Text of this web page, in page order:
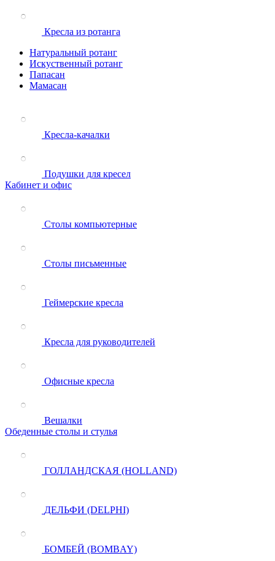
Кресла из ротанга
Натуральный ротанг
Искуственный ротанг
Папасан
Мамасан
Кресла-качалки
Подушки для кресел
Кабинет и офис
Столы компьютерные
Столы письменные
Геймерские кресла
Кресла для руководителей
Офисные кресла
Вешалки
Обеденные столы и стулья
ГОЛЛАНДСКАЯ (HOLLAND)
ДЕЛЬФИ (DELPHI)
БОМБЕЙ (BOMBAY)